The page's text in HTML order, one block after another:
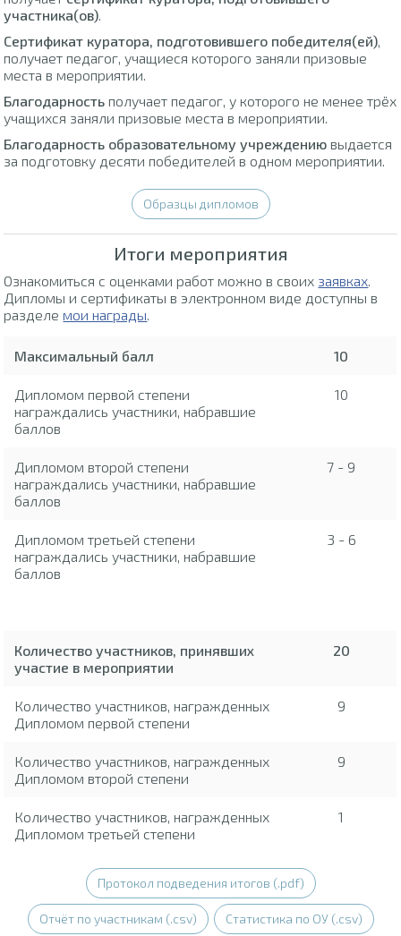
участника(ов).
Сертификат куратора, подготовившего победителя(ей),
получает педагог, учащиеся которого заняли призовые
места в мероприятии.
Благодарность получает педагог, у которого не менее трёх
учащихся заняли призовые места в мероприятии.
Благодарность образовательному учреждению выдается
за подготовку десяти победителей в одном мероприятии.
Образцы дипломов
Итоги мероприятия
Ознакомиться с оценками работ можно в своих заявках.
Дипломы и сертификаты в электронном виде доступны в
разделемои награды.
Максимальный балл 10
Дипломом первой степени
награждались участники, набравшие
баллов
10
Дипломом второй степени
награждались участники, набравшие
баллов
7 - 9
Дипломом третьей степени
награждались участники, набравшие
баллов
3 - 6
Количество участников, принявших
участие в мероприятии
20
Количество участников, награжденных
Дипломом первой степени
9
Количество участников, награжденных
Дипломом второй степени
9
Количество участников, награжденных
Дипломом третьей степени
1
Протокол подведения итогов (.pdf)
Отчёт по участникам (.csv) Статистика по ОУ (.csv)